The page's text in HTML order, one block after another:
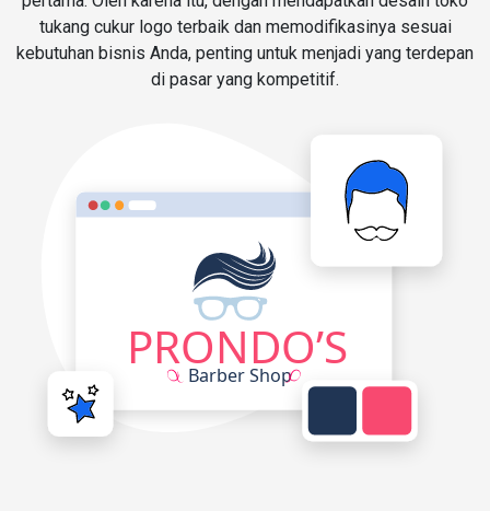
tukang cukur logo terbaik dan memodifikasinya sesuai
kebutuhan bisnis Anda, penting untuk menjadi yang terdepan
di pasar yang kompetitif.